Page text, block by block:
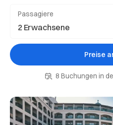
Passagiere
Preise
8 Buchungen in